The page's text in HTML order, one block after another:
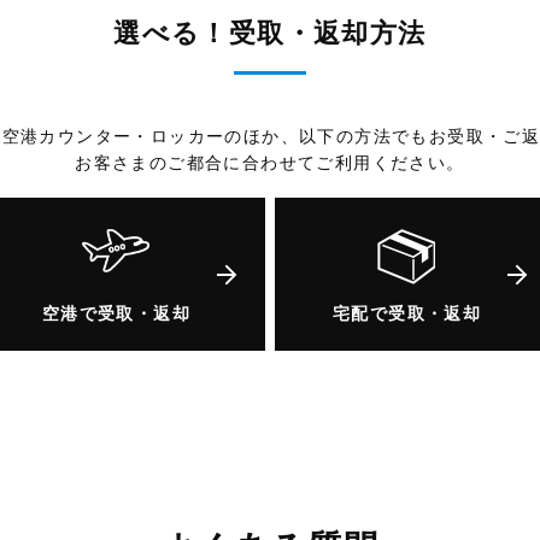
選べる！受取・返却方法
港カウンター・ロッカーのほか、以下の方法でもお受取・ご返
お客さまのご都合に合わせてご利用ください。
空港で受取・返却 宅配で受取・返却